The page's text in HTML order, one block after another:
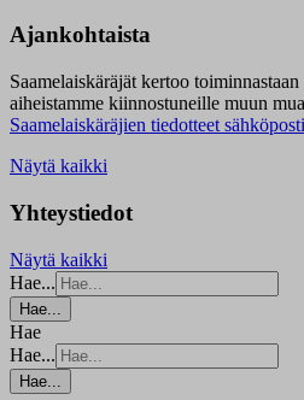
Ajankohtaista
Saamelaiskäräjät kertoo
aiheistamme kiinnostuneille muun
Saamelaiskäräjien tiedotteet
Näytä kaikki
Yhteystiedot
Näytä kaikki
Hae...
Hae...
Hae
Hae...
Hae...